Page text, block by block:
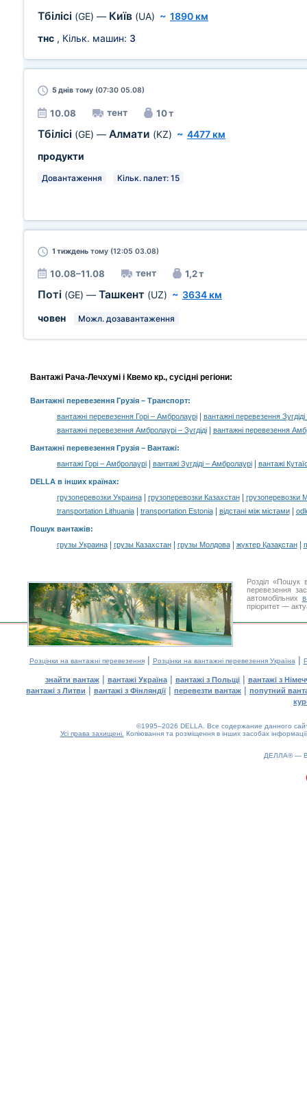
Тбілісі (GE) — Київ (UA) ~ 1890 км
тнс , Кільк. машин: 3
5 днів тому (07:30 05.08)
10.08 тент 10 т
Тбілісі (GE) — Алмати (KZ) ~ 4477 км
продукти
Довантаження Кільк. палет: 15
1 тиждень тому (12:05 03.08)
10.08–11.08 тент 1,2 т
Поті (GE) — Ташкент (UZ) ~ 3634 км
човен
Можл. дозавантаження
Вантажі Рача-Лечхумі і Квемо кр., сусідні регіони:
Вантажні перевезення Грузія– Транспорт:
вантажні перевезення Горі – Амбролаурі|
вантажні перевезення
вантажні перевезення Амбролаурі – Зугдіді| вантажні перевезення
Вантажні перевезення Грузія – Вантажі:
вантажі Горі – Амбролаурі| вантажі Зугдіді – Амбролаурі| вантажі
DELLA в інших країнах:
грузоперевозки Украина| грузоперевозки Казахстан|
грузоперевозки
transportation Lithuania| transportation Estonia| відстані між містами|
Пошук вантажів:
грузы Украина| грузы Казахстан| грузы Молдова| жүктер Қазақстан|
Розділ «Пошук
перевезення
автомобільних
пріоритет —
Розцінки на вантажні перевезення| Розцінки на вантажні перевезення Україна |
знайти вантаж| вантажі Україна| вантажі з Польщі| вантажі з
вантажі з Литви | вантажі з Фінляндії| перевезти вантаж | попутний
©1995–2026 DELLA. Все содержание данного
Усі права захищені. Копіювання та розміщення в інших засобах
ДЕЛЛА® —